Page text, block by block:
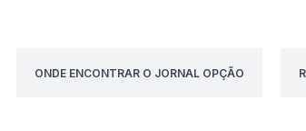
ONDE ENCONTRAR O JORNAL OPÇÃO